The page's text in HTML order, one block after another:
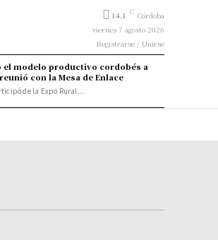
14.1 C Córdoba
viernes 7 agosto 2026
Registrarse / Unirse
el modelo productivo cordobés a
con la Mesa de Enlace
de la Expo Rural...